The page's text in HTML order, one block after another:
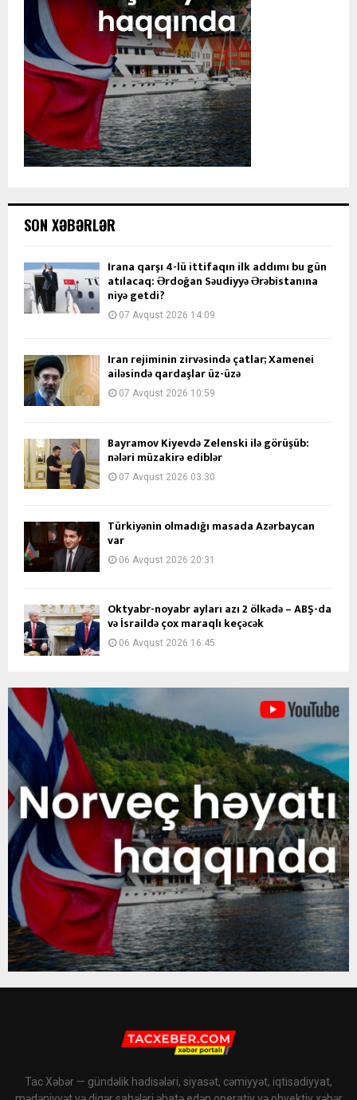
SON XƏBƏRLƏR
İrana qarşı 4-lü ittifaqın ilk addımı bu gün
atılacaq: Ərdoğan Səudiyyə Ərəbistanına
niyə getdi?
07 Avqust 2026 14:09
İran rejiminin zirvəsində çatlar; Xamenei
ailəsində qardaşlar üz-üzə
07 Avqust 2026 10:59
Bayramov Kiyevdə Zelenski ilə görüşüb:
nələri müzakirə ediblər
07 Avqust 2026 03:30
Türkiyənin olmadığı masada Azərbaycan
var
06 Avqust 2026 20:31
Oktyabr-noyabr ayları azı 2 ölkədə – ABŞ-da
və İsraildə çox maraqlı keçəcək
06 Avqust 2026 16:45
Tac Xəbər — gündəlik hadisələri, siyasət, cəmiyyət, iqtisadiyyat,